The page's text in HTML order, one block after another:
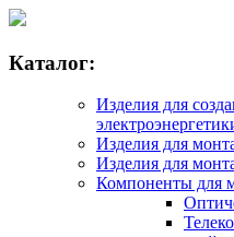
Каталог:
Изделия для
Изделия для
Изделия для
Компоненты для